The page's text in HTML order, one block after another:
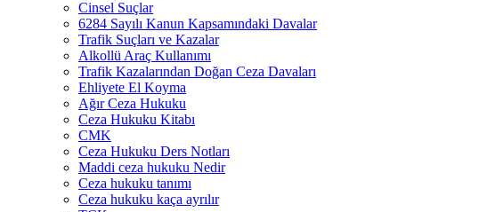
Cinsel Suçlar
6284 Sayılı Kanun Kapsamındaki Davalar
Trafik Suçları ve Kazalar
Alkollü Araç Kullanımı
Trafik Kazalarından Doğan Ceza Davaları
Ehliyete El Koyma
Ağır Ceza Hukuku
Ceza Hukuku Kitabı
CMK
Ceza Hukuku Ders Notları
Maddi ceza hukuku Nedir
Ceza hukuku tanımı
Ceza hukuku kaça ayrılır